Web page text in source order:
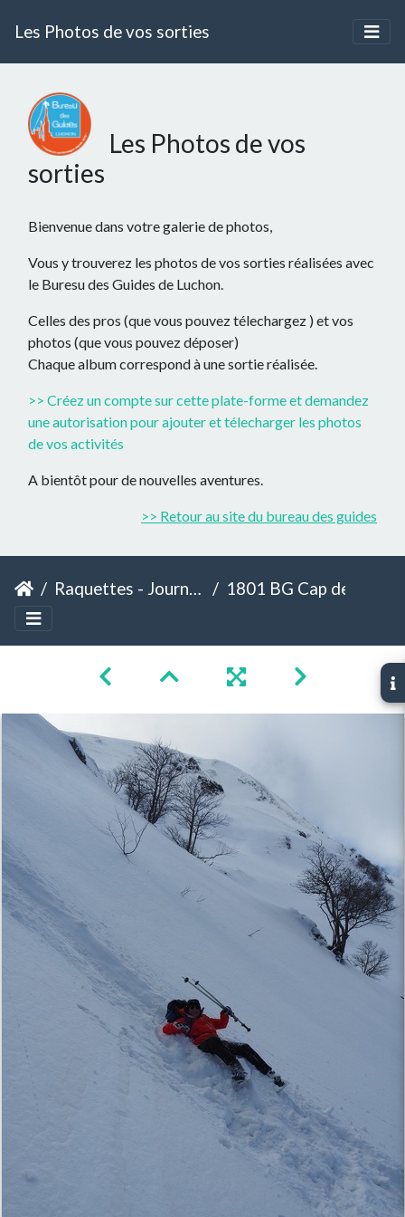
Les Photos de vos sorties
Les Photos de vos
sorties
Bienvenue dans votre galerie de photos,
Vous y trouverez les photos de vos sorties réalisées avec
le Buresu des Guides de Luchon.
Celles des pros (que vous pouvez télechargez ) et vos
photos (que vous pouvez déposer)
Chaque album correspond à une sortie réalisée.
>> Créez un compte sur cette plate-forme et demandez
une autorisation pour ajouter et télecharger les photos
de vos activités
A bientôt pour de nouvelles aventures.
>> Retour au site du bureau des guides
Raquettes - Journée France - Cap de la Lite 1801 BG Cap de la lite 156